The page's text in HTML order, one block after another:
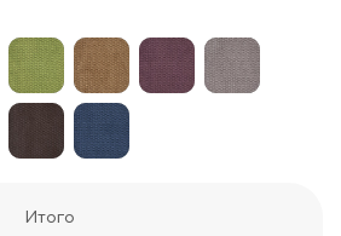
Итого